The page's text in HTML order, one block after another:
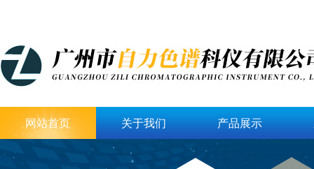
网站首页 关于我们 产品展示